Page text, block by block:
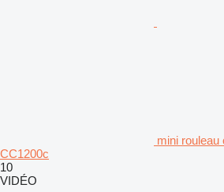
mini
CC1200c
10
VIDÉO